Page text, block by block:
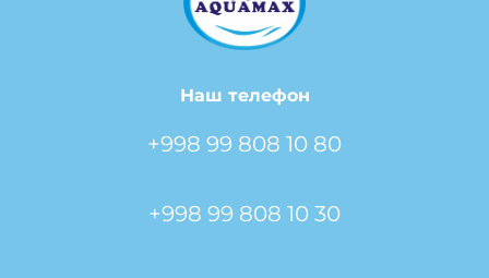
Наш телефон
+998 99 808 10 80
+998 99 808 10 30